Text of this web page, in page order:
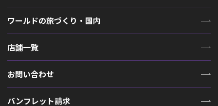
ワールドの旅づくり・国内
店舗一覧
お問い合わせ
パンフレット請求